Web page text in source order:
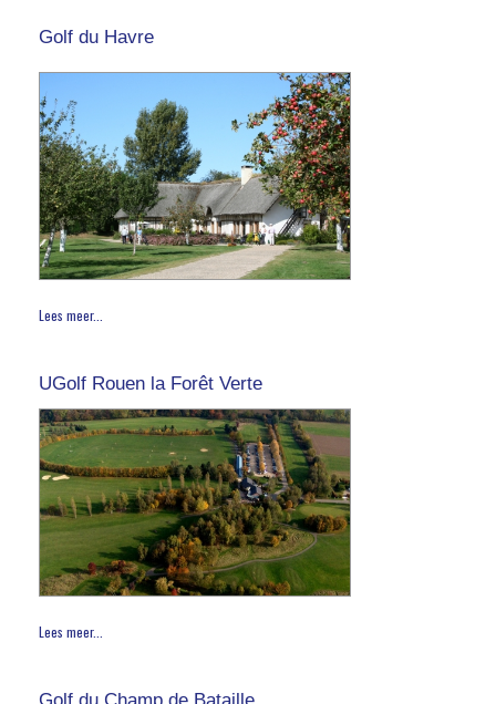
Golf du Havre
Lees meer...
UGolf Rouen la Forêt Verte
Lees meer...